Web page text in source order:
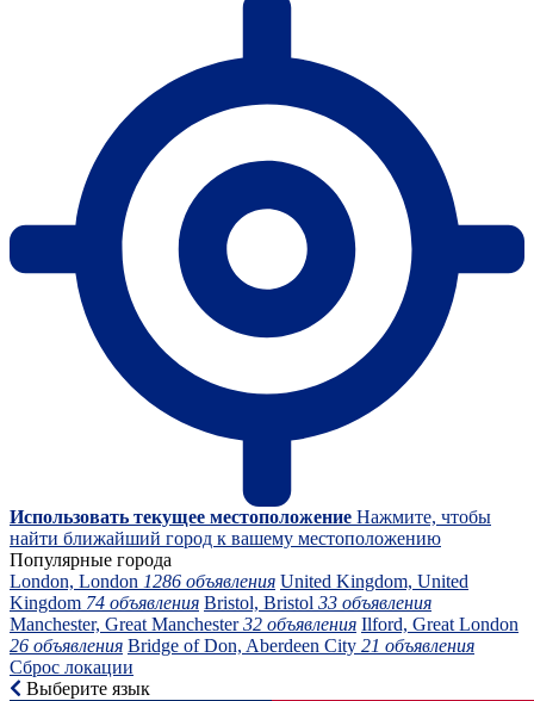
Использовать текущее местоположение Нажмите, чтобы
найти ближайший город к вашему местоположению
Популярные города
London, London 1286 объявления United Kingdom, United
Kingdom 74 объявления Bristol, Bristol 33 объявления
Manchester, Great Manchester32 объявления Ilford, Great London
26 объявления Bridge of Don, Aberdeen City 21 объявления
Сброс локации
Выберите язык